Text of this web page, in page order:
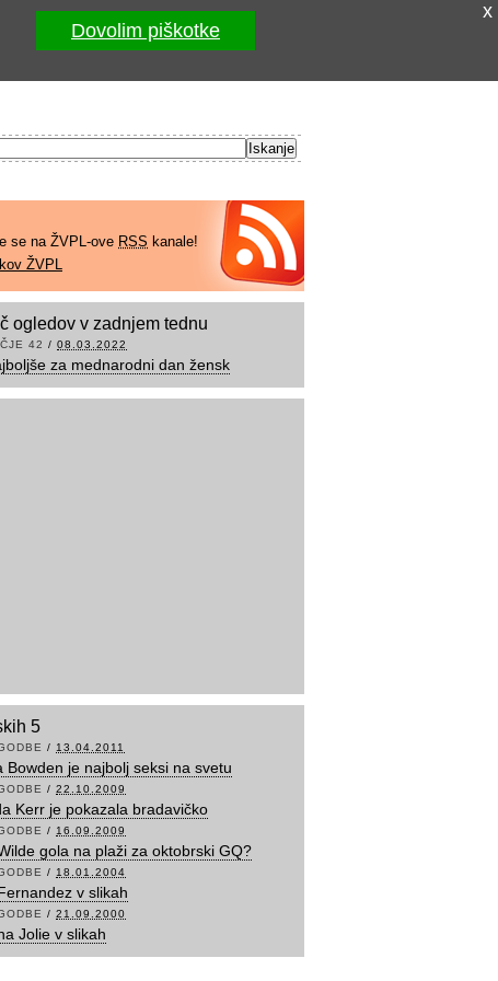
se na ŽVPL-ove RSS kanale!
ŽVPL
ogledov v zadnjem tednu
42 / 08.03.2022
za mednarodni dan žensk
5
/ 13.04.2011
Bowden je najbolj seksi na svetu
/ 22.10.2009
Kerr je pokazala bradavičko
/ 16.09.2009
gola na plaži za oktobrski GQ?
/ 18.01.2004
v slikah
/ 21.09.2000
Jolie v slikah
x
Dovolim piškotke